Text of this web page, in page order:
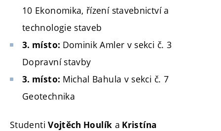
10 Ekonomika, řízení stavebnictví a
technologie staveb
3. místo: Dominik Amler v sekci č. 3
Dopravní stavby
3. místo: Michal Bahula v sekci č. 7
Geotechnika
StudentiVojtěch Houlík a Kristína